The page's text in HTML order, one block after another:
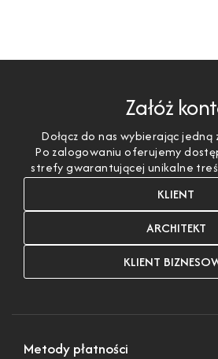
Załóż
Dołącz do nas wybierając jedną
Po zalogowaniu oferujemy
strefy gwarantującej unikalne
KLIENT
ARCHITEKT
KLIENT
Metody płatności